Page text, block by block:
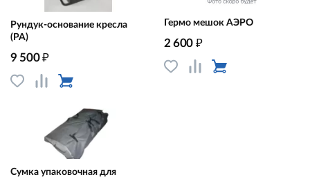
Рундук-основание кресла
(РА)
9 500₽
Гермо мешок АЭРО
2 600 ₽
Сумка упаковочная для